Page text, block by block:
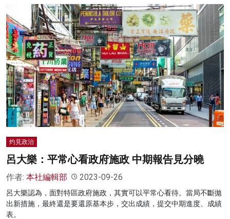
灼見政治
呂大樂：平常心看政府施政 中期報告見分曉
作者: 本社編輯部 2023-09-26
呂大樂認為，面對特區政府施政，其實可以平常心看待。當局不斷拋
出新措施，最終還是要還原基本步，交出成績，提交中期進度、成績
表。